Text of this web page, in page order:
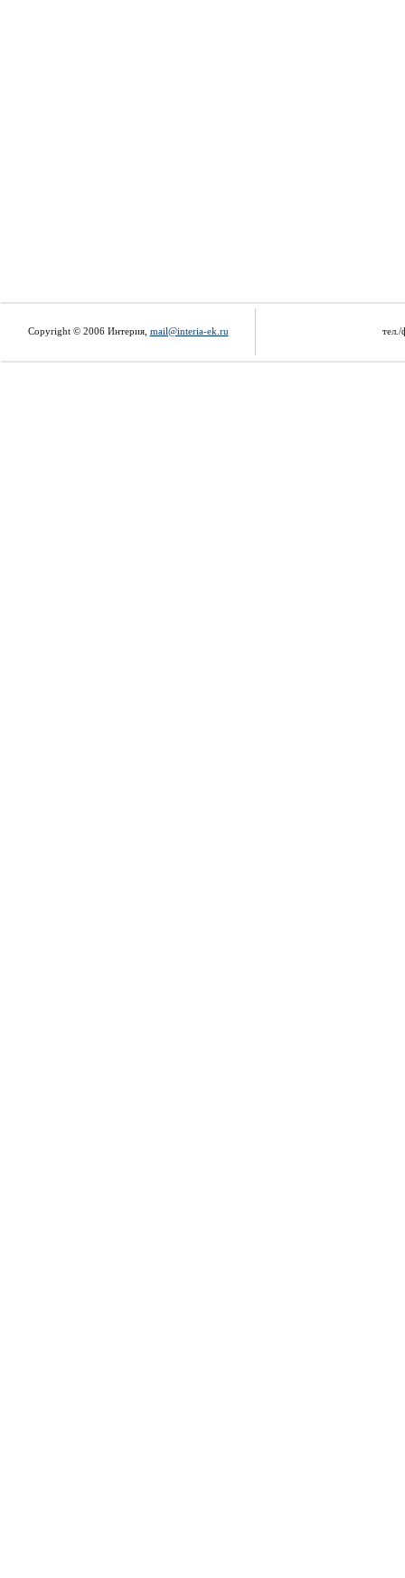
Copyright © 2006 Интерия, mail@interia-ek.ru